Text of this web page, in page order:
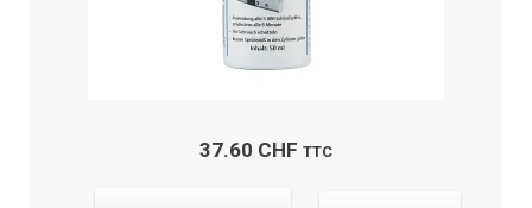
37.60 CHF TTC